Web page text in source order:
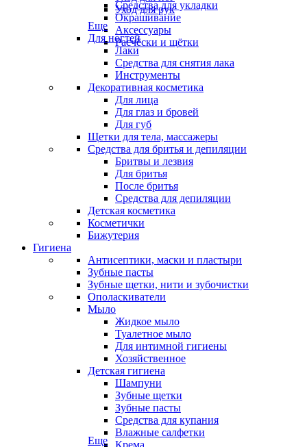
Уход для рук
Средства для укладки
Окрашивание
Аксессуары
Расчёски и щётки
Еще
Для ногтей
Лаки
Средства для снятия лака
Инструменты
Декоративная косметика
Для лица
Для глаз и бровей
Для губ
Щетки для тела, массажеры
Средства для бритья и депиляции
Бритвы и лезвия
Для бритья
После бритья
Средства для депиляции
Детская косметика
Косметички
Бижутерия
Гигиена
Антисептики, маски и пластыри
Зубные пасты
Зубные щетки, нити и зубочистки
Ополаскиватели
Мыло
Жидкое мыло
Туалетное мыло
Для интимной гигиены
Хозяйственное
Детская гигиена
Шампуни
Зубные щетки
Зубные пасты
Средства для купания
Влажные салфетки
Крема
Еще